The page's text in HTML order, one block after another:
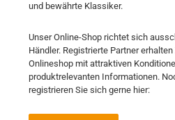
und bewährte Klassiker.
Unser Online-Shop richtet sich
Händler. Registrierte Partner
Onlineshop mit attraktiven
produktrelevanten Informationen.
registrieren Sie sich gerne hier: